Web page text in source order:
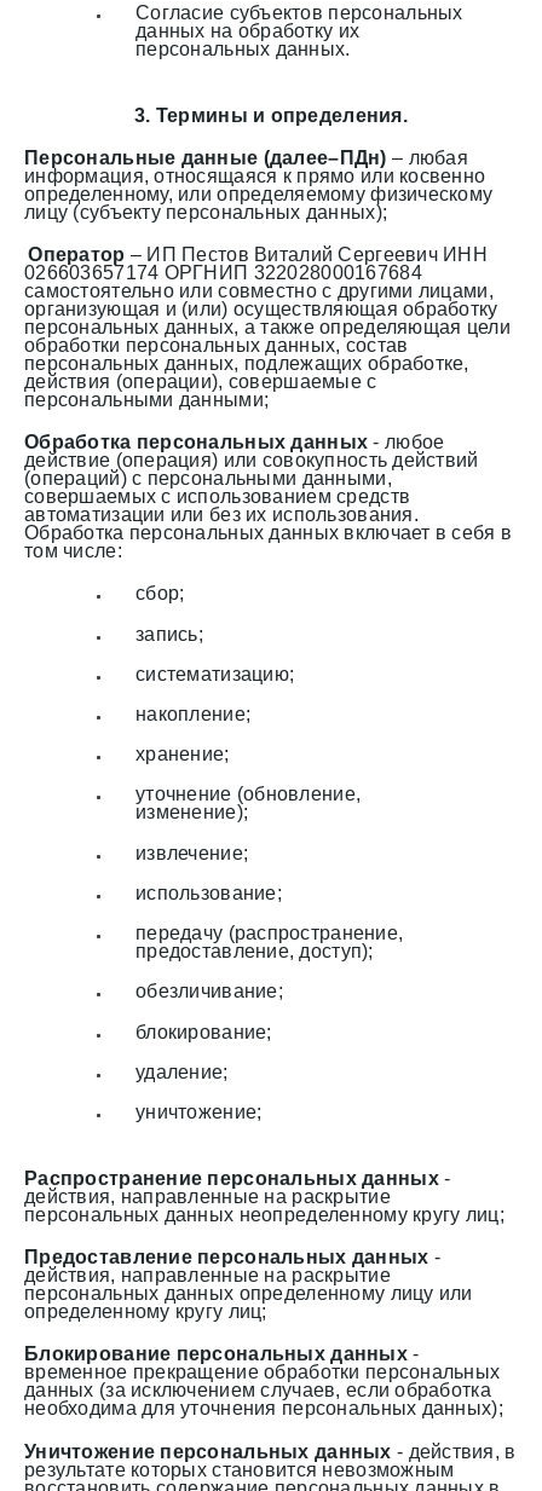
Согласие субъектов персональных
данных на обработку их
персональных данных.
3. Термины и определения.
Персональные данные (далее–ПДн) – любая
информация, относящаяся к прямо или косвенно
определенному, или определяемому физическому
лицу (субъекту персональных данных);
Оператор – ИП Пестов Виталий Сергеевич ИНН
026603657174 ОРГНИП 322028000167684
самостоятельно или совместно с другими лицами,
организующая и (или) осуществляющая обработку
персональных данных, а также определяющая цели
обработки персональных данных, состав
персональных данных, подлежащих обработке,
действия (операции), совершаемые с
персональными данными;
Обработка персональных данных - любое
действие (операция) или совокупность действий
(операций) с персональными данными,
совершаемых с использованием средств
автоматизации или без их использования.
Обработка персональных данных включает в себя в
том числе:
сбор;
запись;
систематизацию;
накопление;
хранение;
уточнение (обновление,
изменение);
извлечение;
использование;
передачу (распространение,
предоставление, доступ);
обезличивание;
блокирование;
удаление;
уничтожение;
Распространение персональных данных-
действия, направленные на раскрытие
персональных данных неопределенному кругу лиц;
Предоставление персональных данных -
действия, направленные на раскрытие
персональных данных определенному лицу или
определенному кругу лиц;
Блокирование персональных данных-
временное прекращение обработки персональных
данных (за исключением случаев, если обработка
необходима для уточнения персональных данных);
Уничтожение персональных данных - действия, в
результате которых становится невозможным